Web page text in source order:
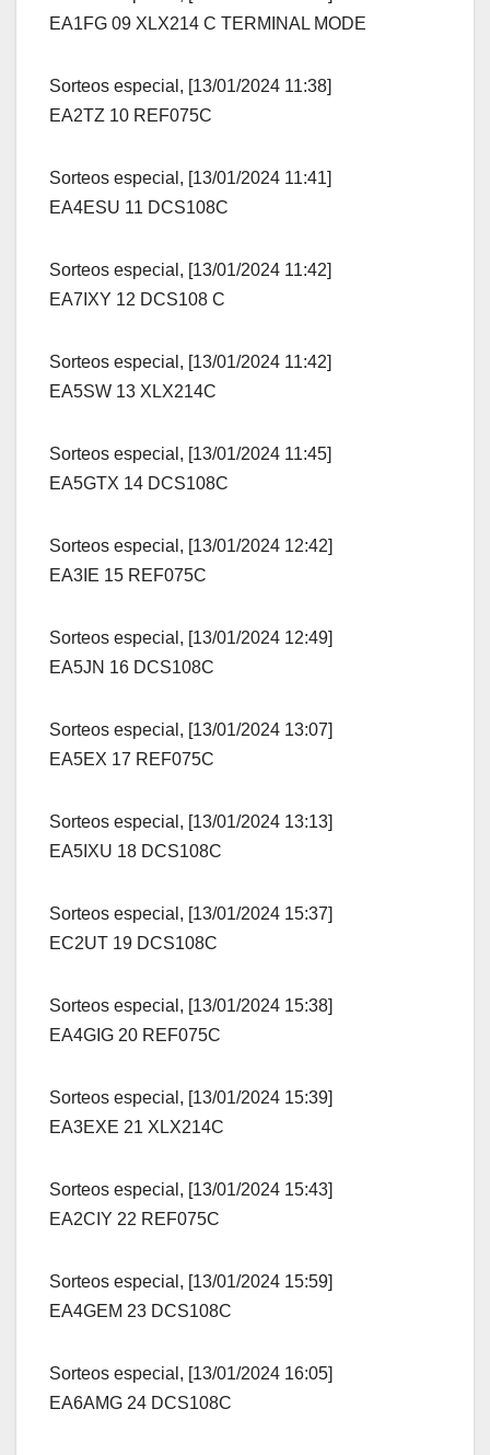
EA1FG 09 XLX214 C TERMINAL MODE
Sorteos especial, [13/01/2024 11:38]
EA2TZ 10 REF075C
Sorteos especial, [13/01/2024 11:41]
EA4ESU 11 DCS108C
Sorteos especial, [13/01/2024 11:42]
EA7IXY 12 DCS108 C
Sorteos especial, [13/01/2024 11:42]
EA5SW 13 XLX214C
Sorteos especial, [13/01/2024 11:45]
EA5GTX 14 DCS108C
Sorteos especial, [13/01/2024 12:42]
EA3IE 15 REF075C
Sorteos especial, [13/01/2024 12:49]
EA5JN 16 DCS108C
Sorteos especial, [13/01/2024 13:07]
EA5EX 17 REF075C
Sorteos especial, [13/01/2024 13:13]
EA5IXU 18 DCS108C
Sorteos especial, [13/01/2024 15:37]
EC2UT 19 DCS108C
Sorteos especial, [13/01/2024 15:38]
EA4GIG 20 REF075C
Sorteos especial, [13/01/2024 15:39]
EA3EXE 21 XLX214C
Sorteos especial, [13/01/2024 15:43]
EA2CIY 22 REF075C
Sorteos especial, [13/01/2024 15:59]
EA4GEM 23 DCS108C
Sorteos especial, [13/01/2024 16:05]
EA6AMG 24 DCS108C